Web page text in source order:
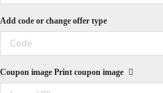
Add code or change offer type
Coupon image Print coupon image